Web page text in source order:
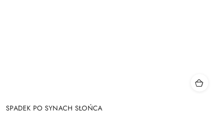
SPADEK PO SYNACH SŁOŃCA